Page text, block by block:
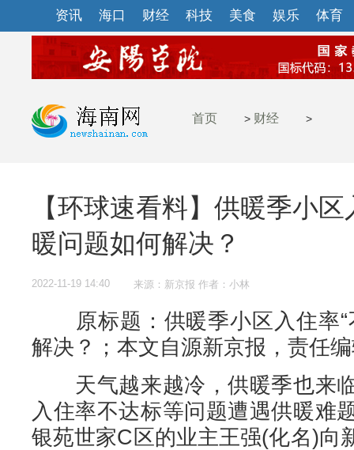
资讯 海口 财经 科技 美食 娱乐 体育
首页 > 财经 >
【环球速看料】供暖季小
暖问题如何解决？
2022-11-19 14:40 来源：新京报 作者：小林
原标题：供暖季小区入住率“
解决？；本文自源新京报，责任
天气越来越冷，供暖季也来
入住率不达标等问题遭遇供暖难
银苑世家C区的业主王强(化名)向